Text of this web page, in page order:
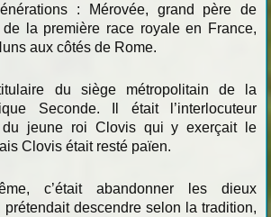
: Mérovée, grand père de
la première race royale en France,
aux côtés de Rome.
du siège métropolitain de la
Seconde. Il était l’interlocuteur
du jeune roi Clovis qui y exerçait le
Clovis était resté païen.
c’était abandonner les dieux
descendre selon la tradition,